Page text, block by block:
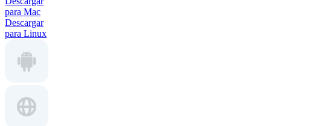
para Mac
Descargar
para Linux